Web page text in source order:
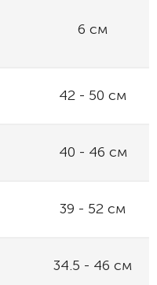
6 см
42 - 50 см
40 - 46 см
39 - 52 см
34.5 - 46 см